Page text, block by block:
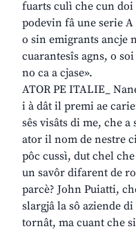
fuarts culì che cun doi
podevin fâ une serie
o sin emigrants ancje
cuarantesîs agns, o
no ca a cjase».
ATOR PE ITALIE_
i à dât il premi ae
sês visâts di me, che
ator il nom de nestre
pôc cussì, dut chel
un savôr difarent de
parcè? John Puiatti,
slargjâ la sô aziende
tornât, ma cuant che